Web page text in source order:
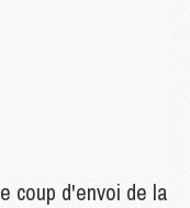
coup d'envoi de la